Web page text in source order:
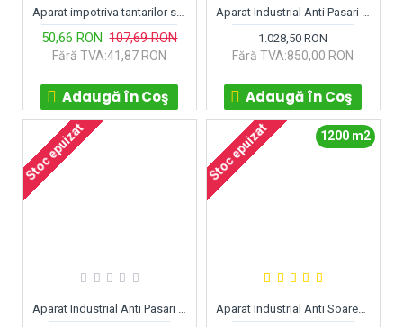
50,66 RON 107,69 RON
Fără TVA:41,87 RON
Adaugă în Coş
1.028,50 RON
Fără TVA:850,00 RON
Adaugă în Coş
Stoc epuizat 1200 m2
Stoc epuizat
Aparat Industrial Anti Soareci si Sobolani Ultrasonic 1200 m²